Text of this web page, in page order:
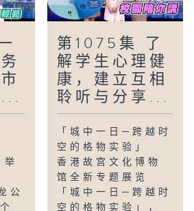
公
第1075集 了
解学生心理健
康，建立互相
聆听与分享...
「城中一日─跨越时
空的格物实验」
香港故宫文化博物
馆全新专题展览
「城中一日─跨越时
空的格物实验」，